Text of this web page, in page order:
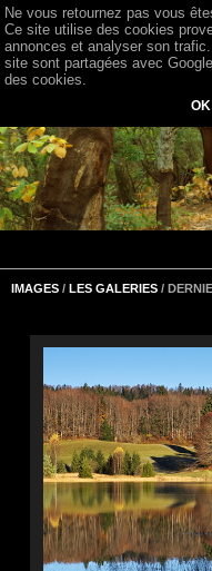
IMAGES / LES GALERIES /
Ne vous retournez pas vous
Ce site utilise des cookies
annonces et analyser son
site sont partagées avec
des cookies.
OK